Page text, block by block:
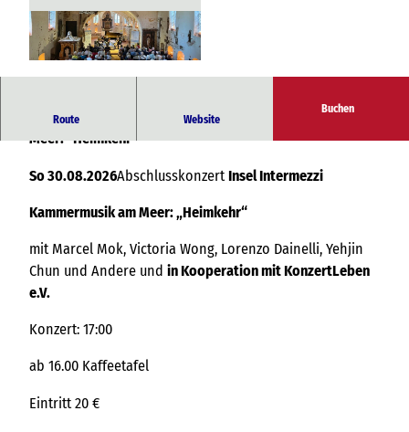
Route Website
Buchen
Abschlusskonzert Insel Intermezzi - Kammermusik am
Meer: "Heimkehr"
So 30.08.2026Abschlusskonzert Insel Intermezzi
Kammermusik am Meer: „Heimkehr“
mit Marcel Mok, Victoria Wong, Lorenzo Dainelli, Yehjin
Chun und Andere und in Kooperation mit KonzertLeben
e.V.
Konzert: 17:00
ab 16.00 Kaffeetafel
Eintritt 20 €